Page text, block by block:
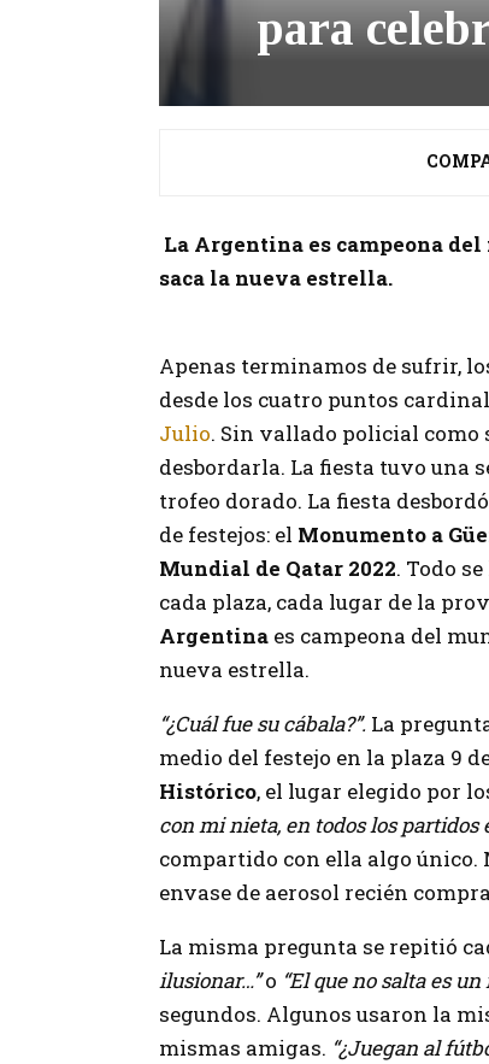
para
La Argentina es campeona
saca la nueva estrella.
Apenas terminamos de sufrir,
desde los cuatro puntos
Julio. Sin vallado policial como
desbordarla. La fiesta tuvo una
trofeo dorado. La fiesta
de festejos: el Monumento a
Mundial de Qatar 2022. Todo
cada plaza, cada lugar de la
Argentina es campeona del
nueva estrella.
“¿Cuál fue su cábala?”. La
medio del festejo en la plaza 9
Histórico, el lugar elegido por
con mi nieta, en todos los partidos
compartido con ella algo único.
envase de aerosol recién
La misma pregunta se repitió
ilusionar…”o “El que no salta es un
segundos. Algunos usaron la
mismas amigas. “¿Juegan al